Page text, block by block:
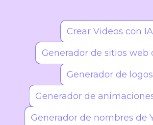
Siempre tendrás opciones frescas
Crear Videos con IA
Generador de sitios web
Generador de logos
Generador de
Generador de nombres de